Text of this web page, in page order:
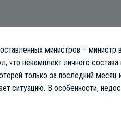
министров –
что некомплект личного
только за последний
ситуацию. В особенности,